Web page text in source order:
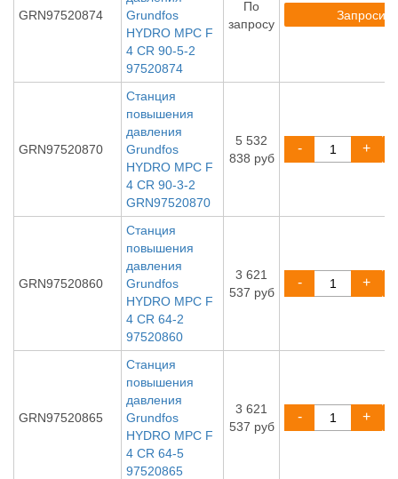
GRN97520874
Grundfos
HYDRO MPC F
4 CR 90-5-2
97520874
По
запросу
GRN97520870
Станция
повышения
давления
Grundfos
HYDRO MPC F
4 CR 90-3-2
GRN97520870
5 532
838 руб
- +
GRN97520860
Станция
повышения
давления
Grundfos
HYDRO MPC F
4 CR 64-2
97520860
3 621
537 руб
- +
GRN97520865
Станция
повышения
давления
Grundfos
HYDRO MPC F
4 CR 64-5
97520865
3 621
537 руб
- +